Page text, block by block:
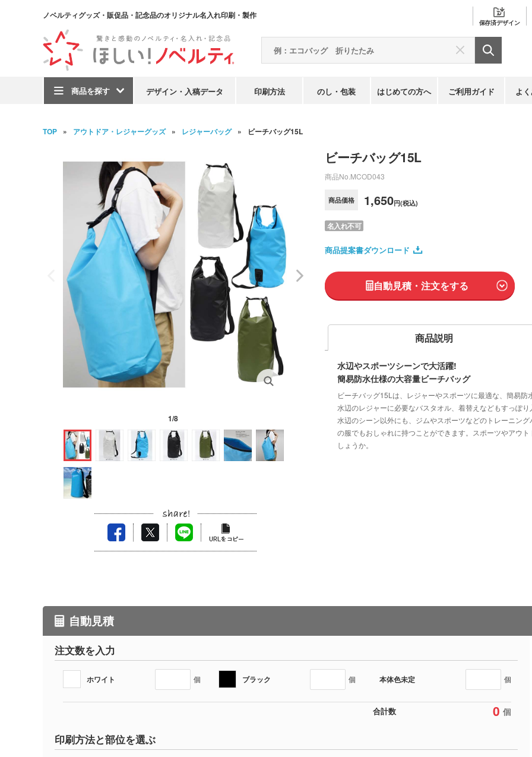
ノベルティグッズ・販促品・記念品のオリジナル名入れ印刷・製作
保存済デザイン
商品を探す デザイン・入稿データ 印刷方法 のし・包装 はじめての方へ ご利用ガイド よ
TOP アウトドア・レジャーグッズ レジャーバッグ ビーチバッグ15L
1/8
ビーチバッグ15L
商品No. MCOD043
商品価格 1,650円(税込)
名入れ不可
商品提案書ダウンロード
自動見積・注文をする
商品説明
水辺やスポーツシーンで大活躍!
簡易防水仕様の大容量ビーチバッグ
ビーチバッグ15Lは、レジャーやスポーツに最適な、簡易防
水辺のレジャーに必要なバスタオル、着替えなどもすっぽり
水辺のシーン以外にも、ジムやスポーツなどのトレーニン
の服でもおしゃれに持つことができます。スポーツやアウ
しょうか。
自動見積
注文数を入力
ホワイト 個 ブラック 個 本体色未定 個
合計数 0 個
印刷方法と部位を選ぶ